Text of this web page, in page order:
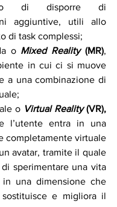
di disporre di
aggiuntive, utili allo
di task complessi;
o Mixed Reality (MR),
in cui ci si muove
a una combinazione di
o Virtual Reality
l’utente entra in una
completamente virtuale
avatar, tramite il quale
sperimentare una vita
in una dimensione che
sostituisce e migliora il